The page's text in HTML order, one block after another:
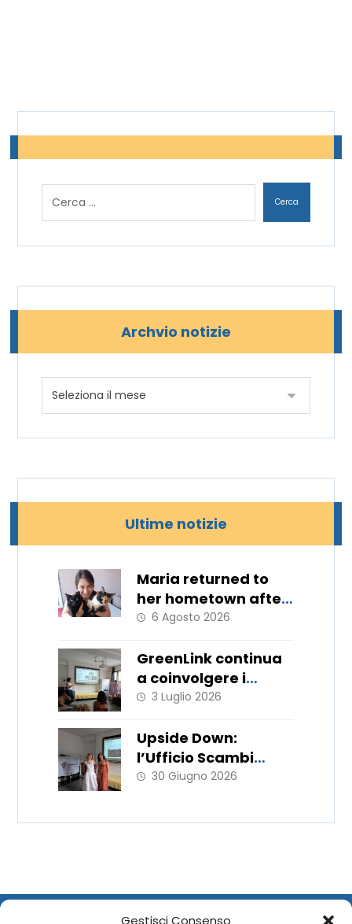
Gestisci Consenso
Archvio notizie
Ultime notizie
Maria returned to
her hometown after
11 months
6 Agosto 2026
GreenLink continua
a coinvolgere i
giovani!
3 Luglio 2026
Upside Down:
l’Ufficio Scambi
Europei porta in
30 Giugno 2026